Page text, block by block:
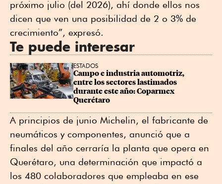
próximo julio (del 2026), ahí donde ellos nos
dicen que ven una posibilidad de 2 o 3% de
crecimiento”, expresó.
Te puede interesar
ESTADOS
Campo e industria automotriz,
entre los sectores lastimados
durante este año: Coparmex
Querétaro
A principios de junio Michelin, el fabricante de
neumáticos y componentes, anunció que a
finales del año cerraría la planta que opera en
Querétaro, una determinación que impactó a
los 480 colaboradores que empleaba en ese